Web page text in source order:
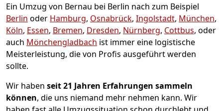
Ein Umzug von Bernau bei Berlin nach zum Beispiel
Berlin oder Hamburg, Osnabrück, Ingolstadt, München,
Köln, Essen, Bremen, Dresden, Nürnberg, Cottbus, oder
auch Mönchen­gladbach ist immer eine logistische
Meisterleistung, die von Profis ausgeführt werden
sollte.
Wir haben seit21 Jahren Erfahrungen sammeln
können, die uns niemand mehr nehmen kann. Wir